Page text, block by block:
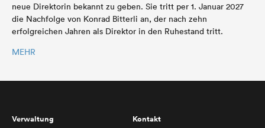
neue Direktorin bekannt zu geben. Sie tritt per 1. Januar 2027
die Nachfolge von Konrad Bitterli an, der nach zehn
erfolgreichen Jahren als Direktor in den Ruhestand tritt.
MEHR
Verwaltung Kontakt